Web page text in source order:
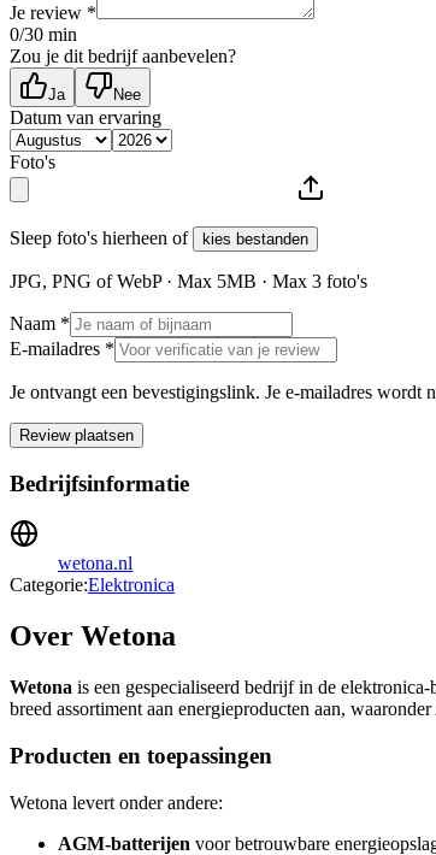
Je review *
0/30 min
Zou je dit bedrijf aanbevelen?
Ja Nee
Datum van ervaring
Foto's
Sleep foto's hierheen of kies bestanden
JPG, PNG of WebP · Max 5MB · Max 3 foto's
Naam *
E-mailadres *
Je ontvangt een bevestigingslink. Je e-mailadres wordt
Review plaatsen
Bedrijfsinformatie
wetona.nl
Categorie:Elektronica
Over Wetona
Wetona is een gespecialiseerd bedrijf in de
breed assortiment aan energieproducten aan,
Producten en toepassingen
Wetona levert onder andere:
AGM-batterijen voor betrouwbare